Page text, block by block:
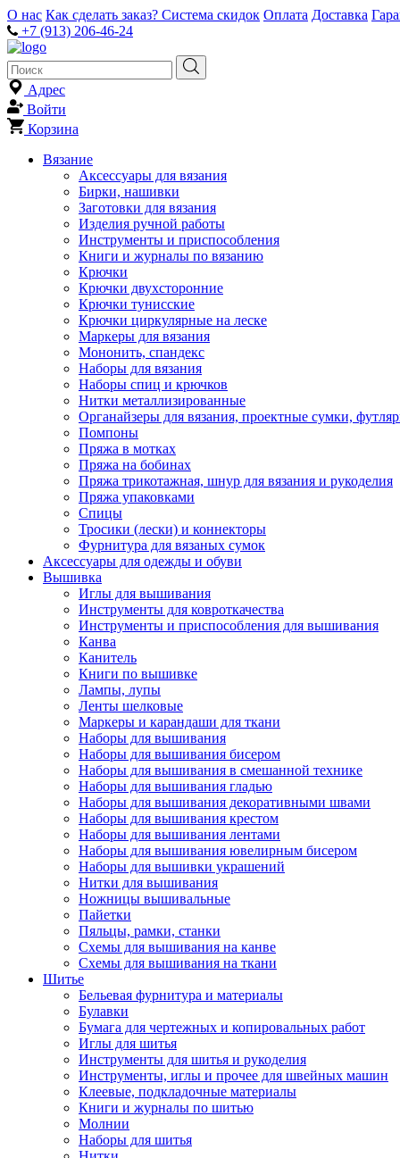
О нас Как сделать заказ? Система скидок Оплата Доставка
+7 (913) 206-46-24
Адрес
Войти
Корзина
Вязание
Аксессуары для вязания
Бирки, нашивки
Заготовки для вязания
Изделия ручной работы
Инструменты и приспособления
Книги и журналы по вязанию
Крючки
Крючки двухсторонние
Крючки тунисские
Крючки циркулярные на леске
Маркеры для вязания
Мононить, спандекс
Наборы для вязания
Наборы спиц и крючков
Нитки металлизированные
Органайзеры для вязания, проектные сумки,
Помпоны
Пряжа в мотках
Пряжа на бобинах
Пряжа трикотажная, шнур для вязания и рукоделия
Пряжа упаковками
Спицы
Тросики (лески) и коннекторы
Фурнитура для вязаных сумок
Аксессуары для одежды и обуви
Вышивка
Иглы для вышивания
Инструменты для ковроткачества
Инструменты и приспособления для вышивания
Канва
Канитель
Книги по вышивке
Лампы, лупы
Ленты шелковые
Маркеры и карандаши для ткани
Наборы для вышивания
Наборы для вышивания бисером
Наборы для вышивания в смешанной технике
Наборы для вышивания гладью
Наборы для вышивания декоративными швами
Наборы для вышивания крестом
Наборы для вышивания лентами
Наборы для вышивания ювелирным бисером
Наборы для вышивки украшений
Нитки для вышивания
Ножницы вышивальные
Пайетки
Пяльцы, рамки, станки
Схемы для вышивания на канве
Схемы для вышивания на ткани
Шитье
Бельевая фурнитура и материалы
Булавки
Бумага для чертежных и копировальных работ
Иглы для шитья
Инструменты для шитья и рукоделия
Инструменты, иглы и прочее для швейных машин
Клеевые, подкладочные материалы
Книги и журналы по шитью
Молнии
Наборы для шитья